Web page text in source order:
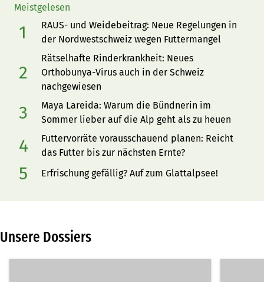
Meistgelesen
RAUS- und Weidebeitrag: Neue Regelungen in
der Nordwestschweiz wegen Futtermangel
Rätselhafte Rinderkrankheit: Neues
Orthobunya-Virus auch in der Schweiz
nachgewiesen
Maya Lareida: Warum die Bündnerin im
Sommer lieber auf die Alp geht als zu heuen
Futtervorräte vorausschauend planen: Reicht
das Futter bis zur nächsten Ernte?
Erfrischung gefällig? Auf zum Glattalpsee!
Unsere Dossiers